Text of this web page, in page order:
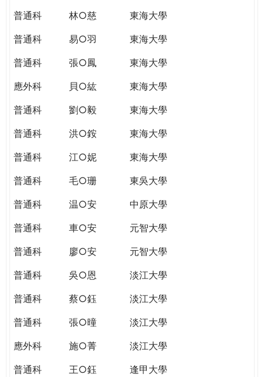
普通科
林○慈
東海大學
普通科
易○羽
東海大學
普通科
張○鳳
東海大學
應外科
貝○紘
東海大學
普通科
劉○毅
東海大學
普通科
洪○銨
東海大學
普通科
江○妮
東海大學
普通科
毛○珊
東吳大學
普通科
温○安
中原大學
普通科
車○安
元智大學
普通科
廖○安
元智大學
普通科
吳○恩
淡江大學
普通科
蔡○鈺
淡江大學
普通科
張○曈
淡江大學
應外科
施○菁
淡江大學
普通科
王○鈺
逢甲大學